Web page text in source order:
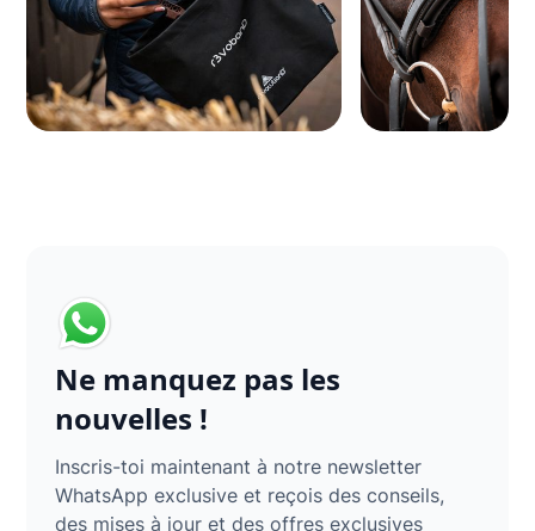
Ne manquez pas les
nouvelles !
Inscris-toi maintenant à notre newsletter
WhatsApp exclusive et reçois des conseils,
des mises à jour et des offres exclusives